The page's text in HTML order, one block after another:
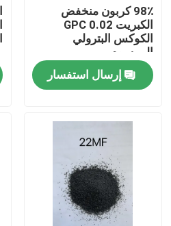
مسكن
معلومات عنا
جولة في المعمل
98٪ كربون منخفض
الكبريت 0.02 GPC
الكوكس البترولي
المرسوم
إرسال استفسار